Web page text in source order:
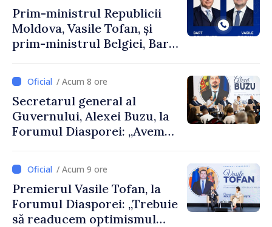
Prim-ministrul Republicii
Moldova, Vasile Tofan, și
prim-ministrul Belgiei, Bart
despre parcursul european
al Republicii Moldova.
/ Acum 8 ore
Secretarul general al
Guvernului, Alexei Buzu, la
Forumul Diasporei: „Avem
dumneavoastră pentru a
construi comunități mai
puternice”
/ Acum 9 ore
Premierul Vasile Tofan, la
Forumul Diasporei: „Trebuie
să readucem optimismul